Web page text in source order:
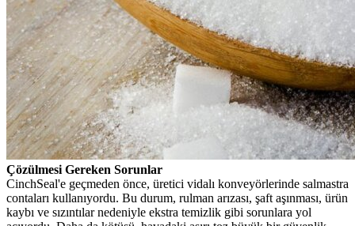
Çözülmesi Gereken Sorunlar
CinchSeal'e geçmeden önce, üretici vidalı konveyörlerinde salmastra
contaları kullanıyordu. Bu durum, rulman arızası, şaft aşınması, ürün
kaybı ve sızıntılar nedeniyle ekstra temizlik gibi sorunlara yol